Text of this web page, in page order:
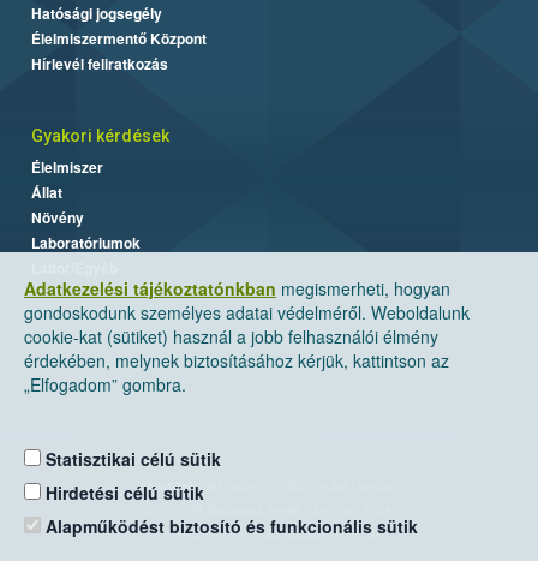
Adatkezelési tájékoztatónkban megismerheti, hogyan
gondoskodunk személyes adatai védelméről. Weboldalunk
cookie-kat (sütiket) használ a jobb felhasználói élmény
érdekében, melynek biztosításához kérjük, kattintson az
„Elfogadom” gombra.
Statisztikai célú sütik
Hirdetési célú sütik
Alapműködést biztosító és funkcionális sütik
Hatósági jogsegély
Élelmiszermentő Központ
Hírlevél feliratkozás
Gyakori kérdések
Élelmiszer
Állat
Növény
Laboratóriumok
Nemzeti Élelmiszerlánc-biztonsági Hivatal
Levelezési cím: 1525 Budapest. Pf. 30.